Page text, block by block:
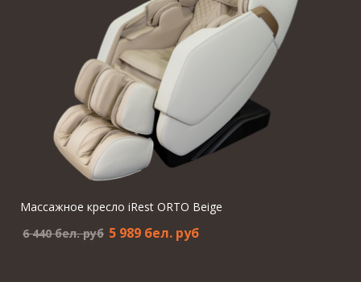
Массажное кресло iRest ORTO Beige
6 440 бел. pуб 5 989 бел. pуб